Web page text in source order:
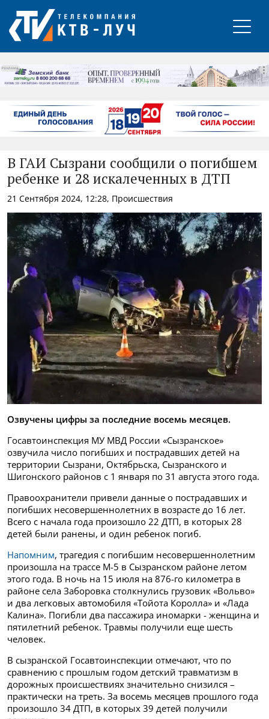
РЕКЛАМА
В ГАИ Сызрани сообщили о погибшем
ребенке и 28 искалеченных в ДТП
21 Сентября 2024, 12:28, Происшествия
Озвучены цифры за последние восемь месяцев.
Госавтоинспекция МУ МВД России «Сызранское»
озвучила число погибших и пострадавших детей на
территории Сызрани, Октябрьска, Сызранского и
Шигонского районов с 1 января по 31 августа этого года.
Правоохранители привели данные о пострадавших и
погибших несовершеннолетних в возрасте до 16 лет.
Всего с начала года произошло 22 ДТП, в которых 28
детей были ранены, и один ребенок погиб.
Напомним, трагедия с погибшим несовершеннолетним
произошла на трассе М-5 в Сызранском районе летом
этого года. В ночь на 15 июля на 876-го километра в
районе села Заборовка столкнулись грузовик «Вольво»
и два легковых автомобиля «Тойота Королла» и «Лада
Калина». Погибли два пассажира иномарки - женщина и
пятилетний ребенок. Травмы получили еще шесть
человек.
В сызранской Госавтоинспекции отмечают, что по
сравнению с прошлым годом детский травматизм в
дорожных происшествиях значительно снизился –
практически на треть. За восемь месяцев прошлого года
произошло 34 ДТП, в которых 39 детей получили